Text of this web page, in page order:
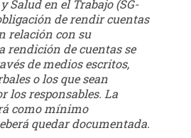
Salud en el Trabajo (SG-
de rendir cuentas
relación con su
rendición de cuentas se
de medios escritos,
o los que sean
los responsables. La
como mínimo
quedar documentada.